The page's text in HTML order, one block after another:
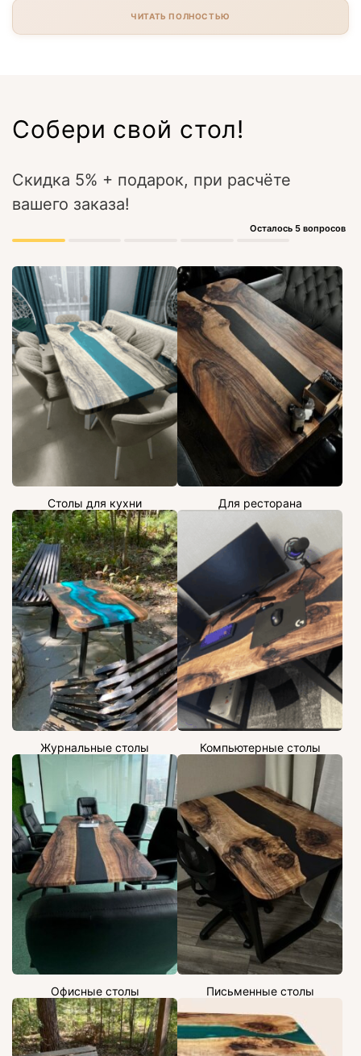
ЧИТАТЬ ПОЛНОСТЬЮ
Собери свой стол!
Скидка 5% + подарок, при расчёте
вашего заказа!
Осталось 5 вопросов
Столы для кухни Для ресторана
Журнальные столы Компьютерные столы
Офисные столы Письменные столы